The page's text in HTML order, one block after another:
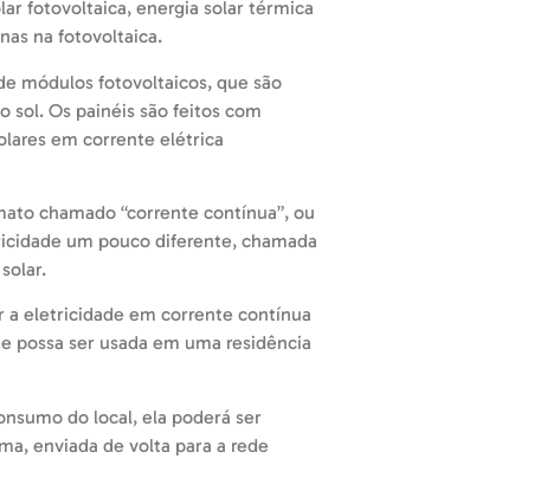
fotovoltaica, energia solar térmica
na fotovoltaica.
módulos fotovoltaicos, que são
sol. Os painéis são feitos com
em corrente elétrica
chamado “corrente contínua”, ou
um pouco diferente, chamada
a eletricidade em corrente contínua
possa ser usada em uma residência
do local, ela poderá ser
enviada de volta para a rede